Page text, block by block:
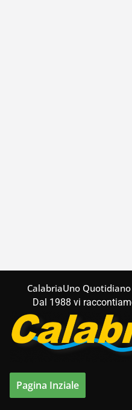
contenuto
CalabriaUno
Dal 1988 vi
Pagina Inziale